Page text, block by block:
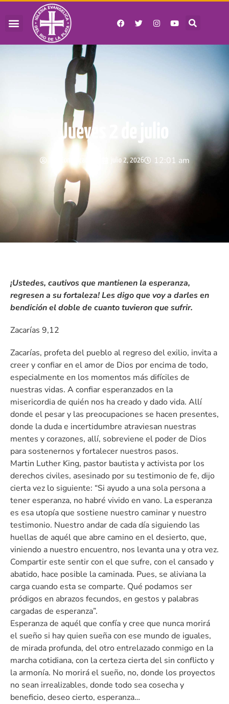
Jueves 2 de julio
julio 2, 2026 12:01 am
¡Ustedes, cautivos que mantienen la esperanza,
regresen a su fortaleza! Les digo que voy a darles en
bendición el doble de cuanto tuvieron que sufrir.
Zacarías 9,12
Zacarías, profeta del pueblo al regreso del exilio, invita a
creer y confiar en el amor de Dios por encima de todo,
especialmente en los momentos más difíciles de
nuestras vidas. A confiar esperanzados en la
misericordia de quién nos ha creado y dado vida. Allí
donde el pesar y las preocupaciones se hacen presentes,
donde la duda e incertidumbre atraviesan nuestras
mentes y corazones, allí, sobreviene el poder de Dios
para sostenernos y fortalecer nuestros pasos.
Martin Luther King, pastor bautista y activista por los
derechos civiles, asesinado por su testimonio de fe, dijo
cierta vez lo siguiente: “Si ayudo a una sola persona a
tener esperanza, no habré vivido en vano. La esperanza
es esa utopía que sostiene nuestro caminar y nuestro
testimonio. Nuestro andar de cada día siguiendo las
huellas de aquél que abre camino en el desierto, que,
viniendo a nuestro encuentro, nos levanta una y otra vez.
Compartir este sentir con el que sufre, con el cansado y
abatido, hace posible la caminada. Pues, se aliviana la
carga cuando esta se comparte. Qué podamos ser
pródigos en abrazos fecundos, en gestos y palabras
cargadas de esperanza”.
Esperanza de aquél que confía y cree que nunca morirá
el sueño si hay quien sueña con ese mundo de iguales,
de mirada profunda, del otro entrelazado conmigo en la
marcha cotidiana, con la certeza cierta del sin conflicto y
la armonía. No morirá el sueño, no, donde los proyectos
no sean irrealizables, donde todo sea cosecha y
beneficio, deseo cierto, esperanza…